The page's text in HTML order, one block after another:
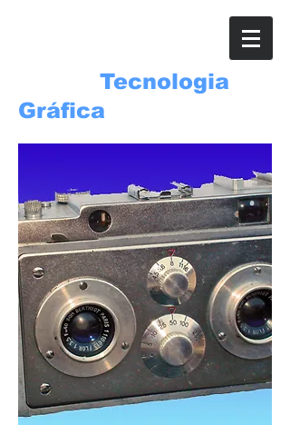
Tecnologia
Gráfica